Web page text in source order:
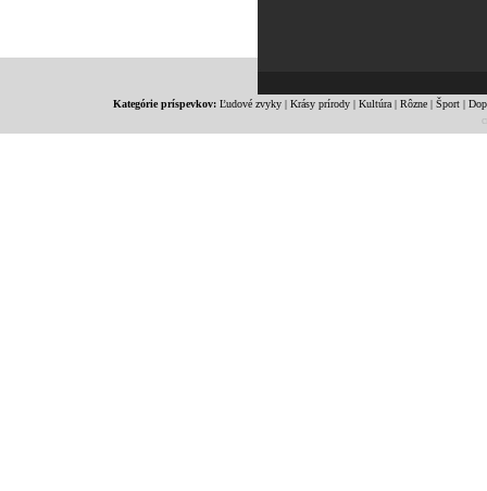
Kategórie príspevkov: Ľudové zvyky| Krásy prírody| Kultúra| Rôzne| Šport|